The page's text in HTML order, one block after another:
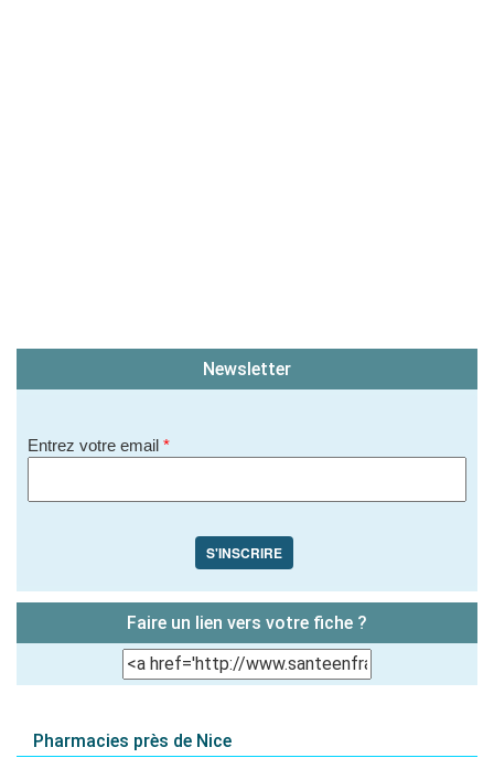
Newsletter
Entrez votre email *
S'INSCRIRE
Faire un lien vers votre fiche ?
Pharmacies près de Nice